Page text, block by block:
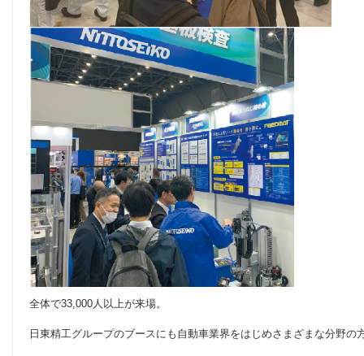
全体で33,000人以上が来場。
日東精工グループのブースにも自動車業界をはじめさまざまな分野の